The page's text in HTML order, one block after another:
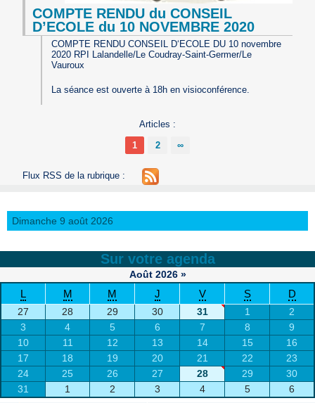
COMPTE RENDU du CONSEIL
D’ECOLE du 10 NOVEMBRE 2020
COMPTE RENDU CONSEIL D‘ECOLE DU 10 novembre
2020 RPI Lalandelle/Le Coudray-Saint-Germer/Le
Vauroux
La séance est ouverte à 18h en visioconférence.
Articles :
1 2 ∞
Flux RSS de la rubrique :
Dimanche 9 août 2026
Sur votre agenda
Août 2026 »
L M M J V S D
27 28 29 30 31 1
2
3
4 5 6 7 8
9
10
11 12 13 14 15
16
17
18 19 20 21 22
23
24
25 26 27 28 29
30
31
1 2 3 4 5 6